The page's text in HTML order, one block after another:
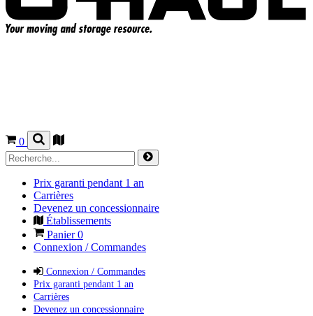
0
Prix garanti pendant 1 an
Carrières
Devenez un concessionnaire
Établissements
Panier0
Connexion / Commandes
Connexion / Commandes
Prix garanti pendant 1 an
Carrières
Devenez un concessionnaire